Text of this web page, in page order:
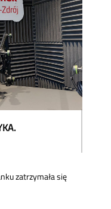
zatrzymała się